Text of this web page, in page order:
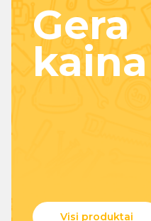
Gera
kaina
Visi produktai